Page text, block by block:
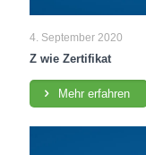
4. September 2020
Z wie Zertifikat
Mehr erfahren